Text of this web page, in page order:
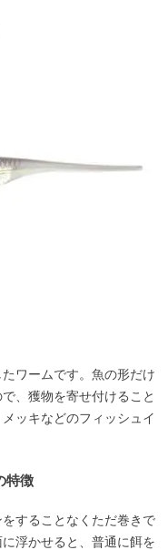
ワームです。魚の形だけ
、獲物を寄せ付けること
ッキなどのフィッシュイ
特徴
することなくただ巻きで
浮かせると、普通に餌を